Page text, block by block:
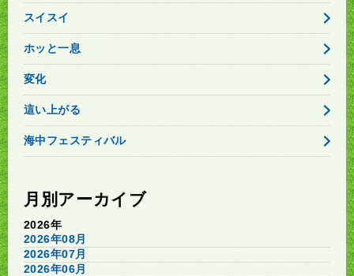
スイスイ
ホッと一息
変化
這い上がる
海中フェスティバル
月別アーカイブ
2026年
2026年08月
2026年07月
2026年06月